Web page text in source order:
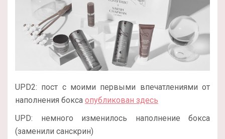
UPD2: пост с моими первыми впечатлениями от
наполнения бокса опубликован здесь
UPD: немного изменилось наполнение бокса
(заменили санскрин)